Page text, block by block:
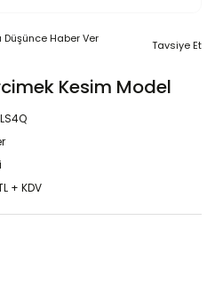
Düşünce Haber Ver Tavsiye Et
Kesim Model
+ KDV